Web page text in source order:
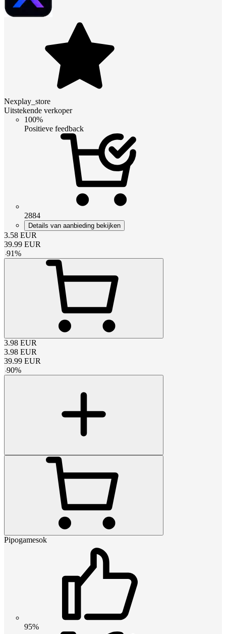
Nexplay_store
Uitstekende verkoper
100%
Positieve feedback
2884
Details van aanbieding bekijken
3.58 EUR
39.99 EUR
-91%
3.98 EUR
3.98 EUR
39.99 EUR
-90%
Pipogamesok
95%